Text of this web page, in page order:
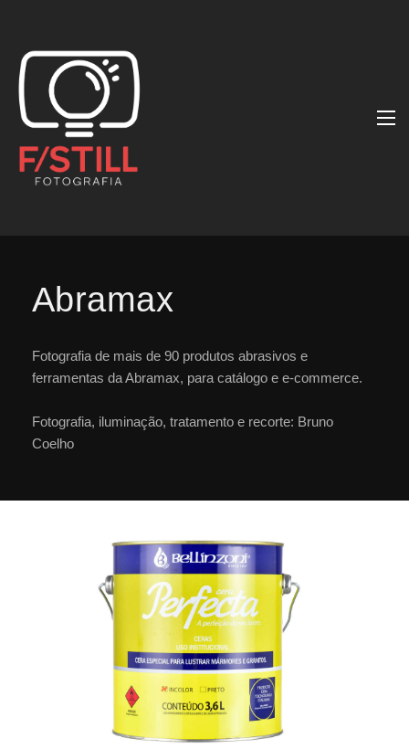
Abramax
Fotografia de mais de 90 produtos abrasivos e
ferramentas da Abramax, para catálogo e e-commerce.
Fotografia, iluminação, tratamento e recorte: Bruno
Coelho